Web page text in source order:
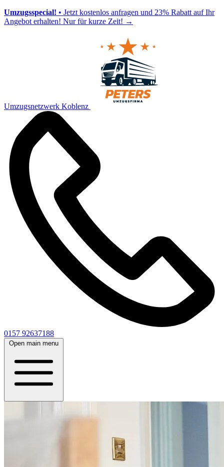
Umzugsspecial! • Jetzt kostenlos anfragen und 23% Rabatt auf Ihr
Angebot erhalten! Nur für kurze Zeit! →
Umzugsnetzwerk Koblenz
0157 92637188
Open main menu